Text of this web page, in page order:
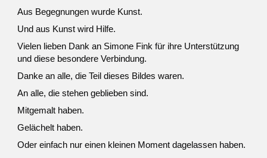
Aus Begegnungen wurde Kunst.
Und aus Kunst wird Hilfe.
Vielen lieben Dank an Simone Fink für ihre Unterstützung
und diese besondere Verbindung.
Danke an alle, die Teil dieses Bildes waren.
An alle, die stehen geblieben sind.
Mitgemalt haben.
Gelächelt haben.
Oder einfach nur einen kleinen Moment dagelassen haben.